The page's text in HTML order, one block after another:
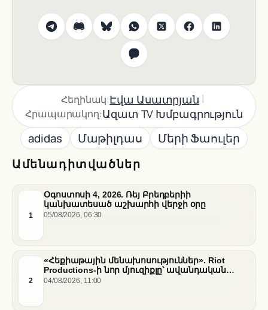
Ամենադիտվածներ
1
Օգոստոսի 4, 2026. Ռեյ Բրեդբերիի
կանխատեսած աշխարհի վերջի օրը
05/08/2026, 06:30
2
«Հեքիաթային մենախոսություններ». Riot
Productions-ի նոր մյուզիքլը՝ ավանդական
պատմությունների նոր վերաիմաստավորում
04/08/2026, 11:00
Հեղինակ:Էվա Ասատրյան |
Հրապարակող:Ազատ TV Խմբագրություն
adidas Մաթիլդաս Մերի Ֆաուլեր